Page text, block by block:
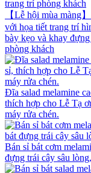
【Lễ hội mùa màng
với họa tiết trang trí
bày kẹo và khay
phòng khách
Đĩa salad melamine
thích hợp cho Lễ Tạ
máy rửa chén.
Bán sỉ bát cơm
đựng trái cây sâu